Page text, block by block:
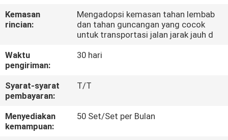
KONTROL
KUALITAS
HUBUNGI
KAMI
PERMINTAAN
PENAWARAN
Kemasan
rincian:
Mengadopsi kemasan tahan lembab
dan tahan guncangan yang cocok
untuk transportasi jalan jarak jauh d
Waktu
pengiriman:
30 hari
Syarat-syarat
pembayaran:
T/T
Menyediakan
kemampuan:
50 Set/Set per Bulan